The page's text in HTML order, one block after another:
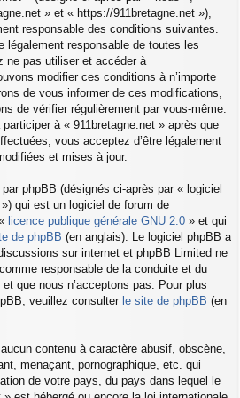
» et « https://911bretagne.net »),
responsable des conditions suivantes.
légalement responsable de toutes les
ne pas utiliser et accéder à
modifier ces conditions à n’importe
de vous informer de ces modifications,
de vérifier régulièrement par vous-même.
à « 911bretagne.net » après que
vous acceptez d’être légalement
et mises à jour.
phpBB (désignés ci-après par « logiciel
qui est un logiciel de forum de
licence publique générale GNU 2.0 » et qui
de phpBB (en anglais). Le logiciel phpBB a
sur internet et phpBB Limited ne
responsable de la conduite et du
que nous n’acceptons pas. Pour plus
veuillez consulter le site de phpBB (en
contenu à caractère abusif, obscène,
menaçant, pornographique, etc. qui
de votre pays, du pays dans lequel le